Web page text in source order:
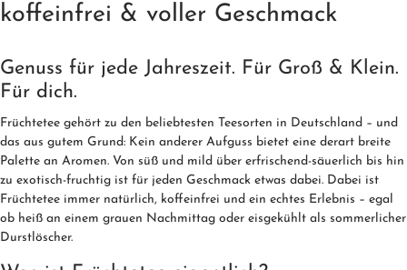
koffeinfrei & voller Geschmack
Genuss für jede Jahreszeit. Für Groß & Klein.
Für dich.
Früchtetee gehört zu den beliebtesten Teesorten in Deutschland – und
das aus gutem Grund: Kein anderer Aufguss bietet eine derart breite
Palette an Aromen. Von süß und mild über erfrischend-säuerlich bis hin
zu exotisch-fruchtig ist für jeden Geschmack etwas dabei. Dabei ist
Früchtetee immer natürlich, koffeinfrei und ein echtes Erlebnis – egal
ob heiß an einem grauen Nachmittag oder eisgekühlt als sommerlicher
Durstlöscher.